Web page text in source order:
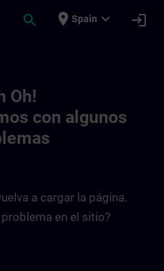
search place Spain expand_more login
Oh!
con algunos
a cargar la página.
en el sitio?